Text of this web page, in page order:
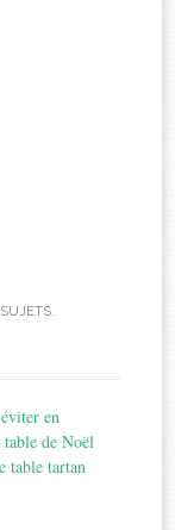
.
en
table de Noël
table tartan